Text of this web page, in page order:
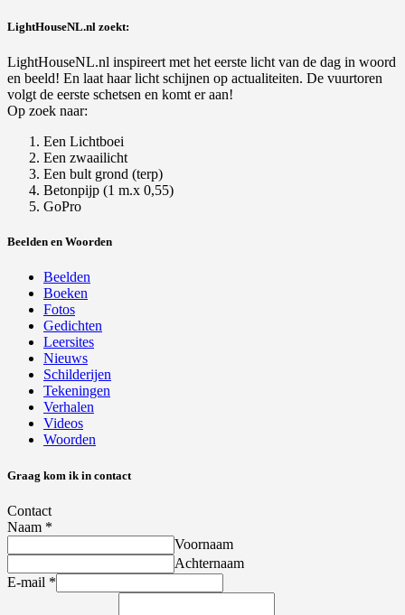
LightHouseNL.nl zoekt:
LightHouseNL.nl inspireert met het eerste licht van de dag in woord
en beeld! En laat haar licht schijnen op actualiteiten. De vuurtoren
volgt de eerste schetsen en komt er aan!
Op zoek naar:
Een Lichtboei
Een zwaailicht
Een bult grond (terp)
Betonpijp (1 m.x 0,55)
GoPro
Beelden en Woorden
Beelden
Boeken
Fotos
Gedichten
Leersites
Nieuws
Schilderijen
Tekeningen
Verhalen
Videos
Woorden
Graag kom ik in contact
Contact
Naam *
Voornaam
Achternaam
E-mail *